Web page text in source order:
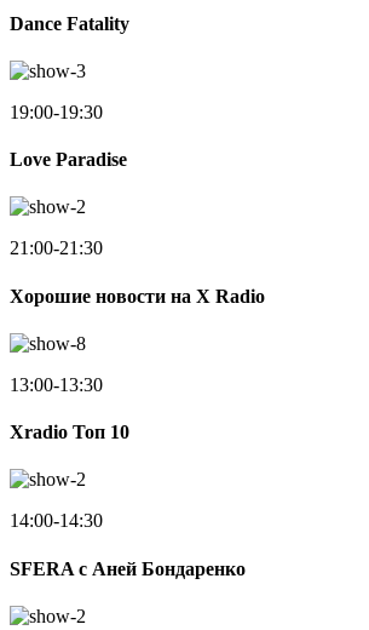
Dance Fatality
19:00-19:30
Love Paradise
21:00-21:30
Хорошие новости на X Radio
13:00-13:30
Xradio Топ 10
14:00-14:30
SFERA с Аней Бондаренко